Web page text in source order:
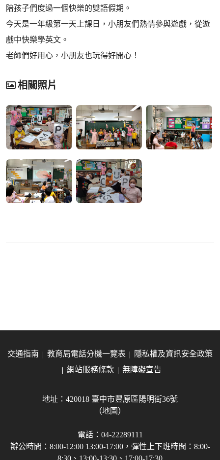
陪孩子們度過一個快樂的雙語假期。
今天是一年級第一天上課日，小朋友們熱情參與遊戲，從遊
戲中快樂學英文。
老師們好用心，小朋友也玩得好開心！
相關照片
交通指南 教育局電話分機一覽表
隱私權及資訊安全政策
網站服務條款
無障礙宣告
地址：420018 臺中市豐原區陽明街36號
（地圖）
電話：04-22289111
辦公時間：8:00-12:00 13:00-17:00，彈性上下班時間：8:00-